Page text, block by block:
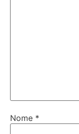
Nome *